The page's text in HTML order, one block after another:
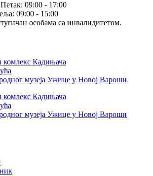
09:00 - 17:00
09:00 - 15:00
особама са инвалидитетом.
комлекс Кадињача
музеја Ужице у Новој Вароши
комлекс Кадињача
музеја Ужице у Новој Вароши